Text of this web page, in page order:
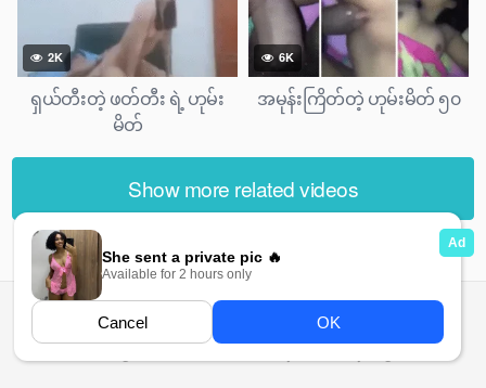
2K
ရှယ်တီးတဲ့ ဖတ်တီး ရဲ့ ဟုမ်း
မိတ်
6K
အမုန်းကြိတ်တဲ့ ဟုမ်းမိတ် ၅၀
Show more related videos